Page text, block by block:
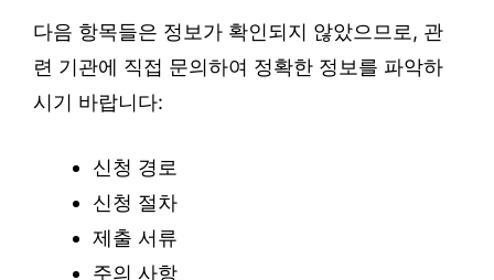
다음 항목들은 정보가 확인되지 않았으므로, 관
련 기관에 직접 문의하여 정확한 정보를 파악하
시기 바랍니다:
신청 경로
신청 절차
제출 서류
주의 사항